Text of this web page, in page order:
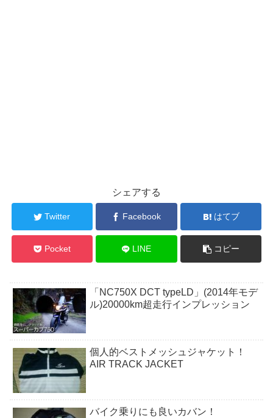
シェアする
Twitter Facebook はてブ
Pocket LINE コピー
「NC750X DCT typeLD」(2014年モデ
ル)20000km超走行インプレッション
個人的ベストメッシュジャケット！
AIR TRACK JACKET
バイク乗りにも良いカバン！